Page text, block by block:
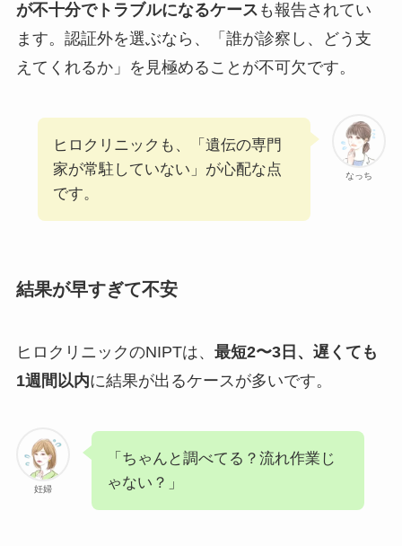
が不十分でトラブルになるケース も報告されてい
ます。認証外を選ぶなら、「誰が診察し、どう支
えてくれるか」を見極めることが不可欠です。
なっち
ヒロクリニックも、「遺伝の専門
家が常駐していない」が心配な点
です。
結果が早すぎて不安
ヒロクリニックのNIPTは、 最短2〜3日、遅くても
1週間以内に結果が出るケースが多いです。
妊婦
「ちゃんと調べてる？流れ作業じ
ゃない？」